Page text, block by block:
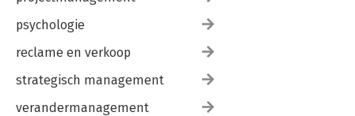
psychologie
reclame en verkoop
strategisch management
verandermanagement